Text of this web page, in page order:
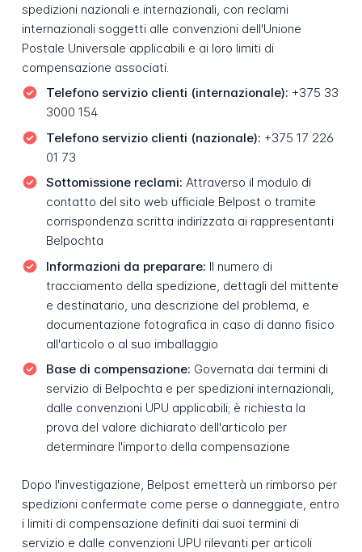
spedizioni nazionali e internazionali, con reclami
internazionali soggetti alle convenzioni dell'Unione
Postale Universale applicabili e ai loro limiti di
compensazione associati.
Telefono servizio clienti (internazionale): +375 33
3000 154
Telefono servizio clienti (nazionale): +375 17 226
01 73
Sottomissione reclami: Attraverso il modulo di
contatto del sito web ufficiale Belpost o tramite
corrispondenza scritta indirizzata ai rappresentanti
Belpochta
Informazioni da preparare: Il numero di
tracciamento della spedizione, dettagli del mittente
e destinatario, una descrizione del problema, e
documentazione fotografica in caso di danno fisico
all'articolo o al suo imballaggio
Base di compensazione: Governata dai termini di
servizio di Belpochta e per spedizioni internazionali,
dalle convenzioni UPU applicabili; è richiesta la
prova del valore dichiarato dell'articolo per
determinare l'importo della compensazione
Dopo l'investigazione, Belpost emetterà un rimborso per
spedizioni confermate come perse o danneggiate, entro
i limiti di compensazione definiti dai suoi termini di
servizio e dalle convenzioni UPU rilevanti per articoli